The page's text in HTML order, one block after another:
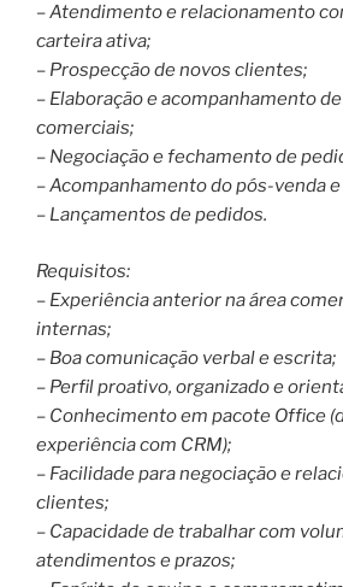
– Atendimento e relacionamento
carteira ativa;
– Prospecção de novos clientes;
– Elaboração e acompanhamento
comerciais;
– Negociação e fechamento de
– Acompanhamento do pós-venda
– Lançamentos de pedidos.
Requisitos:
– Experiência anterior na área
internas;
– Boa comunicação verbal e escrita;
– Perfil proativo, organizado e
– Conhecimento em pacote Office
experiência com CRM);
– Facilidade para negociação e
clientes;
– Capacidade de trabalhar com
atendimentos e prazos;